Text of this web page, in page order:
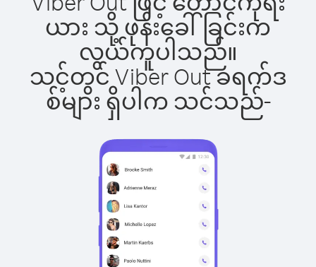
ယား သို့ ဖုန်းခေါ်ခြင်းက
လွယ်ကူပါသည်။
သင့်တွင် Viber Out ခရက်ဒ
စ်များ ရှိပါက သင်သည်-